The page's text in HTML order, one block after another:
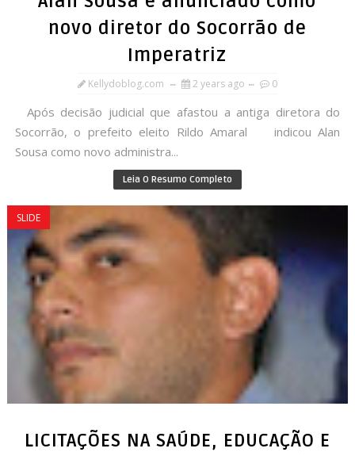
novo diretor do Socorrão de
Imperatriz
Kellydoblog.com 2 years ago 0
Após decisão judicial que afastou a antiga diretora do
Socorrão, o prefeito eleito Rildo Amaral indicou Alan
Sousa como novo administra...
Leia O Resumo Completo
SLIDE
LICITAÇÕES NA SAÚDE, EDUCAÇÃO E